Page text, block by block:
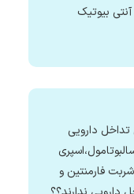
بیوتیک
۶۴۳با کتوتیفن تداخل دارویی
سالبوتامول،اسپری
فارمنتین و